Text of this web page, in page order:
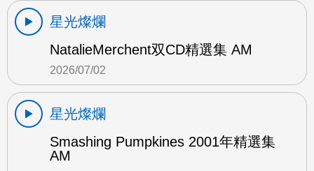
星光燦爛
NatalieMerchent双CD精選集 AM
2026/07/02
星光燦爛
Smashing Pumpkines 2001年精選集
AM